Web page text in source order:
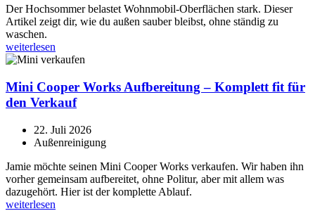
Der Hochsommer belastet Wohnmobil-Oberflächen stark. Dieser
Artikel zeigt dir, wie du außen sauber bleibst, ohne ständig zu
waschen.
weiterlesen
Mini Cooper Works Aufbereitung – Komplett fit für
den Verkauf
22. Juli 2026
Außenreinigung
Jamie möchte seinen Mini Cooper Works verkaufen. Wir haben ihn
vorher gemeinsam aufbereitet, ohne Politur, aber mit allem was
dazugehört. Hier ist der komplette Ablauf.
weiterlesen